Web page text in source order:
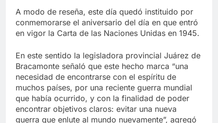
A modo de reseña, este día quedó instituido por
conmemorarse el aniversario del día en que entró
en vigor la Carta de las Naciones Unidas en 1945.
En este sentido la legisladora provincial Juárez de
Bracamonte señaló que este hecho marca “una
necesidad de encontrarse con el espíritu de
muchos países, por una reciente guerra mundial
que había ocurrido, y con la finalidad de poder
encontrar objetivos claros: evitar una nueva
guerra que enlute al mundo nuevamente”, agregó